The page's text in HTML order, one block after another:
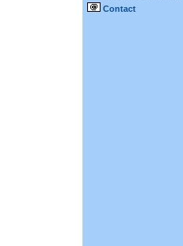
Contact